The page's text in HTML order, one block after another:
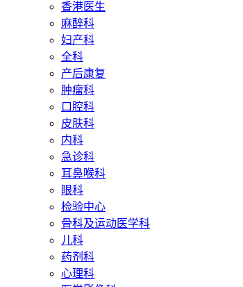
香港医生
麻醉科
妇产科
全科
产后康复
肿瘤科
口腔科
皮肤科
内科
急诊科
耳鼻喉科
眼科
检验中心
骨科及运动医学科
儿科
药剂科
心理科